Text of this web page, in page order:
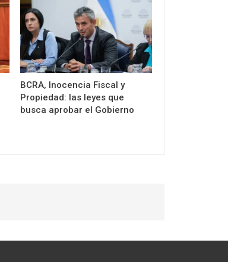
BCRA, Inocencia Fiscal y
Propiedad: las leyes que
busca aprobar el Gobierno